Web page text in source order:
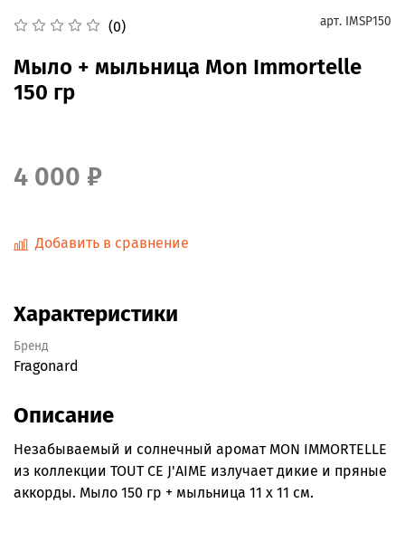
(0) арт. IMSP150
Мыло + мыльница Mon Immortelle
150 гр
4 000 ₽
Добавить в сравнение
Характеристики
Бренд
Fragonard
Описание
Незабываемый и солнечный аромат MON IMMORTELLE
из коллекции TOUT CE J'AIME излучает дикие и пряные
аккорды. Мыло 150 гр + мыльница 11 х 11 см.